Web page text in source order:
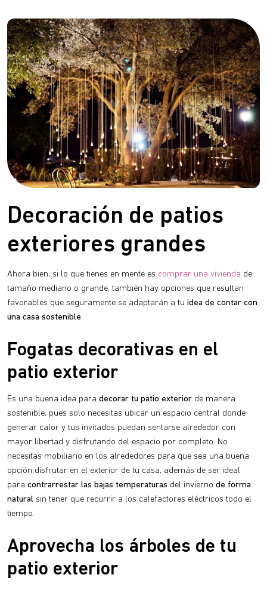
Decoración de patios
exteriores grandes
Ahora bien, si lo que tienes en mente es comprar una vivienda de
tamaño mediano o grande, también hay opciones que resultan
favorables que seguramente se adaptarán a tu idea de contar con
una casa sostenible.
Fogatas decorativas en el
patio exterior
Es una buena idea para decorar tu patio exterior de manera
sostenible, pues solo necesitas ubicar un espacio central donde
generar calor y tus invitados puedan sentarse alrededor con
mayor libertad y disfrutando del espacio por completo. No
necesitas mobiliario en los alrededores para que sea una buena
opción disfrutar en el exterior de tu casa, además de ser ideal
para contrarrestar las bajas temperaturas del invierno de forma
natural sin tener que recurrir a los calefactores eléctricos todo el
tiempo.
Aprovecha los árboles de tu
patio exterior